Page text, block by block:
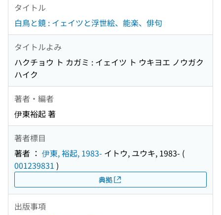
タイトル
白鳥と鏡 : イェイツと浮世絵、能楽、俳句
タイトルよみ
ハクチョウ ト カガミ : イェイツ ト ウキヨエ ノウガク
ハイク
著者・編者
伊東裕起 著
著者標目
著者 ： 伊東, 裕起, 1983- イトウ, ユウキ, 1983- (
001239831 )
典拠
出版事項